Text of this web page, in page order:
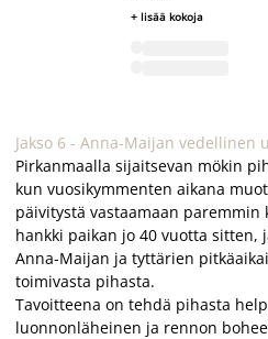
+ lisää kokoja
Jakso 6 - Anna-Maijan vedellinen
Pirkanmaalla sijaitsevan mökin
kun vuosikymmenten aikana
päivitystä vastaamaan
hankki paikan jo 40 vuotta sitten,
Anna-Maijan ja tyttärien
toimivasta pihasta.
Tavoitteena on tehdä pihasta
luonnonläheinen ja rennon